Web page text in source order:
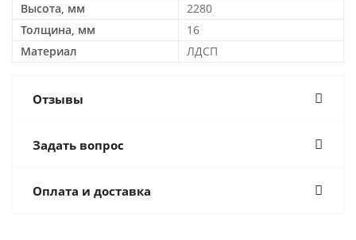
Высота, мм
2280
Толщина, мм
16
Материал
ЛДСП
Отзывы
Задать вопрос
Оплата и доставка